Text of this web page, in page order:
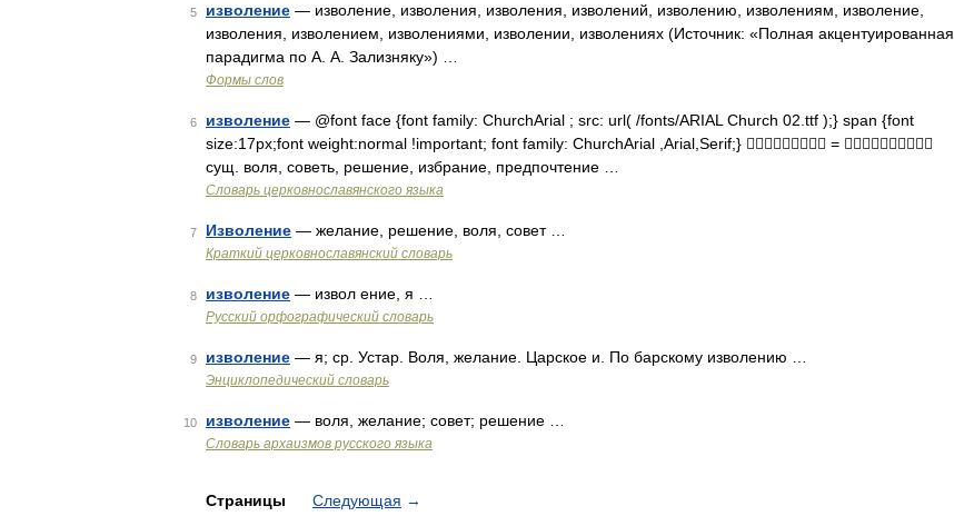
5 изволение — изволение, изволения, изволения, изволений, изволению, изволениям, изволение,
изволения, изволением, изволениями, изволении, изволениях (Источник: «Полная акцентуированная
парадигма по А. А. Зализняку») …
Формы слов
6 изволение — @font face {font family: ChurchArial ; src: url( /fonts/ARIAL Church 02.ttf );} span {font
size:17px;font weight:normal !important; font family: ChurchArial ,Arial,Serif;}  = 
сущ. воля, советь, решение, избрание, предпочтение …
Словарь церковнославянского языка
7 Изволение — желание, решение, воля, совет …
Краткий церковнославянский словарь
8 изволение — извол ение, я …
Русский орфографический словарь
9 изволение — я; ср. Устар. Воля, желание. Царское и. По барскому изволению …
Энциклопедический словарь
10 изволение — воля, желание; совет; решение …
Cловарь архаизмов русского языка
Страницы Следующая →